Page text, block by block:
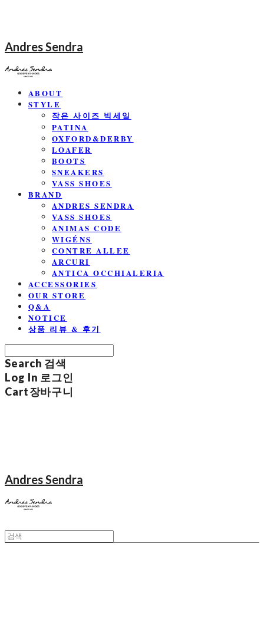
Andres Sendra
ABOUT
STYLE
작은 사이즈 빅세일
PATINA
OXFORD&DERBY
LOAFER
BOOTS
SNEAKERS
VASS SHOES
BRAND
ANDRES SENDRA
VASS SHOES
ANIMAS CODE
WIGÉNS
CONTRE ALLEE
ARCURI
ANTICA OCCHIALERIA
ACCESSORIES
OUR STORE
Q&A
NOTICE
상품 리뷰 & 후기
Search 검색
Log In 로그인
Cart장바구니
Andres Sendra